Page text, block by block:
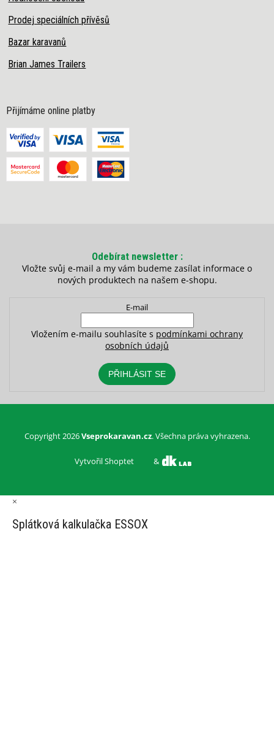
Prodej speciálních přívěsů
Bazar karavanů
Brian James Trailers
Přijímáme online platby
Odebírat newsletter
Vložte svůj e-mail a my vám budeme zasílat informace o
nových produktech na našem e-shopu.
E-mail
Vložením e-mailu souhlasíte s podmínkami ochrany
osobních údajů
PŘIHLÁSIT SE
Vytvořil Shoptet &
Copyright 2026Vseprokaravan.cz. Všechna práva vyhrazena.
×
Splátková kalkulačka ESSOX